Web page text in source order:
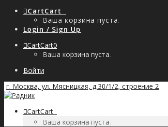
CartCart
Ваша корзина пуста.
Login / Sign Up
CartCart0
Ваша корзина пуста.
Войти
г. Москва, ул. Мясницкая, д.30/1/2, строение 2
CartCart
Ваша корзина пуста.